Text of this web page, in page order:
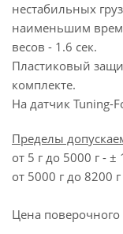
нестабильных
наименьшим
весов - 1.6 сек.
Пластиковый
комплекте.
На датчик Tuning-
Пределы
от 5 г до 5000 г - ±
от 5000 г до 8200
Цена поверочного